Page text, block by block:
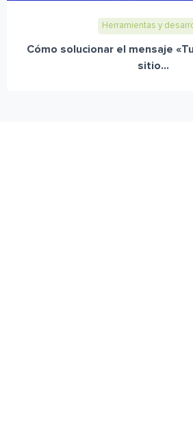
Herramientas y
Cómo solucionar el mensaje
sitio...